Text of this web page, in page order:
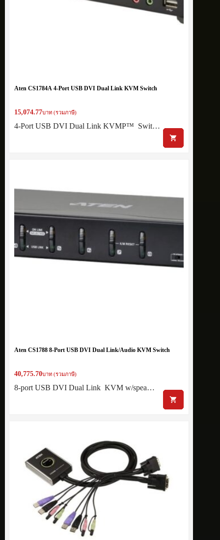
Aten CS1784A 4-Port USB DVI Dual Link KVM Switch
15,074.77บาท (รวมภาษี)
4-Port USB DVI Dual Link KVMP™ Swit…
Aten CS1788 8-Port USB DVI Dual Link/Audio KVM Switch
40,775.70บาท (รวมภาษี)
8-port USB DVI Dual Link KVM w/spea…